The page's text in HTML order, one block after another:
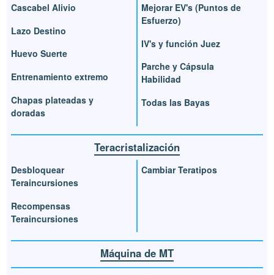
Cascabel Alivio
Lazo Destino
Huevo Suerte
Entrenamiento extremo
Chapas plateadas y
doradas
Mejorar EV's (Puntos de
Esfuerzo)
IV's y función Juez
Parche y Cápsula
Habilidad
Todas las Bayas
Teracristalización
Desbloquear
Teraincursiones
Recompensas
Teraincursiones
Cambiar Teratipos
Máquina de MT